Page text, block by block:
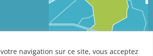
navigation sur ce site, vous acceptez